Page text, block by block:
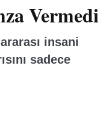
Vermedi
insani
sadece